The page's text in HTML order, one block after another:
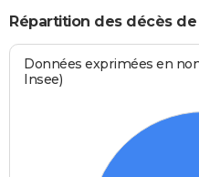
Répartition des décès de
Données exprimées en
Insee)